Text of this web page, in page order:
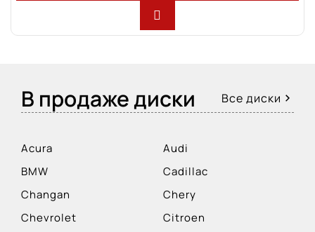
В продаже диски Все диски
Acura
Audi
BMW
Cadillac
Changan
Chery
Chevrolet
Citroen